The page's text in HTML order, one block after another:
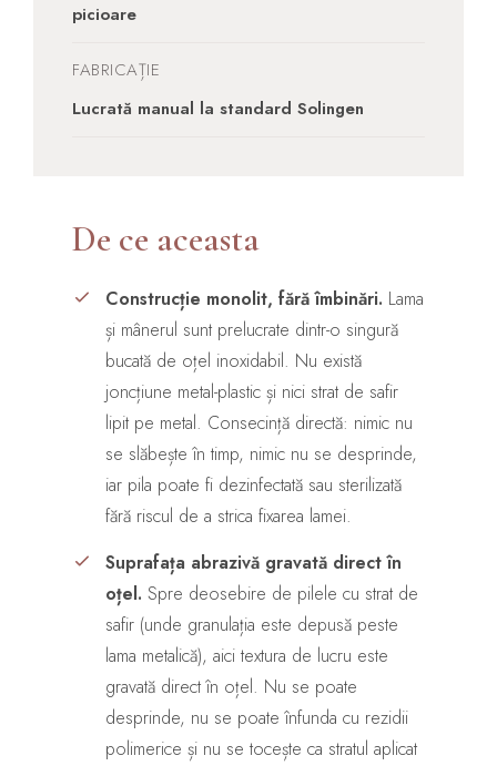
picioare
FABRICAȚIE
Lucrată manual la standard Solingen
De ce aceasta
Construcție monolit, fără îmbinări. Lama
și mânerul sunt prelucrate dintr-o singură
bucată de oțel inoxidabil. Nu există
joncțiune metal-plastic și nici strat de safir
lipit pe metal. Consecință directă: nimic nu
se slăbește în timp, nimic nu se desprinde,
iar pila poate fi dezinfectată sau sterilizată
fără riscul de a strica fixarea lamei.
Suprafața abrazivă gravată direct în
oțel. Spre deosebire de pilele cu strat de
safir (unde granulația este depusă peste
lama metalică), aici textura de lucru este
gravată direct în oțel. Nu se poate
desprinde, nu se poate înfunda cu rezidii
polimerice și nu se tocește ca stratul aplicat